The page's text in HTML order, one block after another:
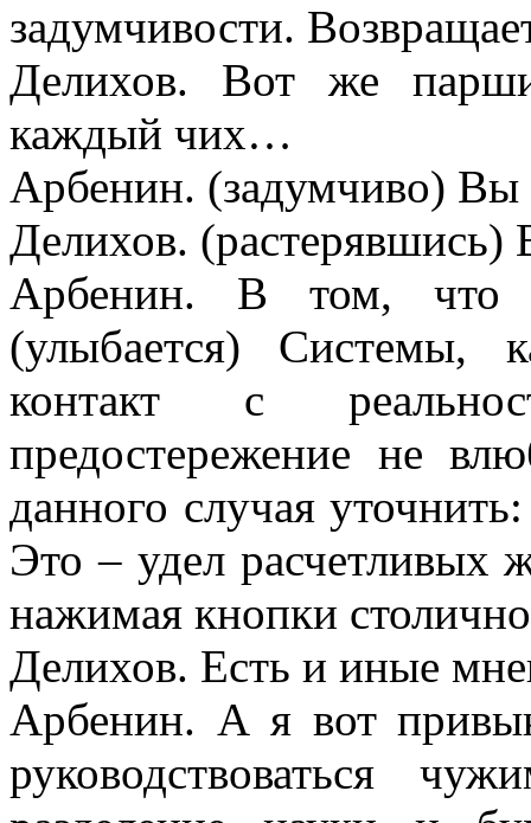
задумчивости.
Делихов. Вот же
каждый чих…
Арбенин. (задумчиво) Вы
Делихов. (растерявшись)
Арбенин. В том, что
(улыбается) Системы,
контакт с
предостережение не
данного случая
Это – удел расчетливых
нажимая кнопки
Делихов. Есть и иные
Арбенин. А я вот
руководствоваться